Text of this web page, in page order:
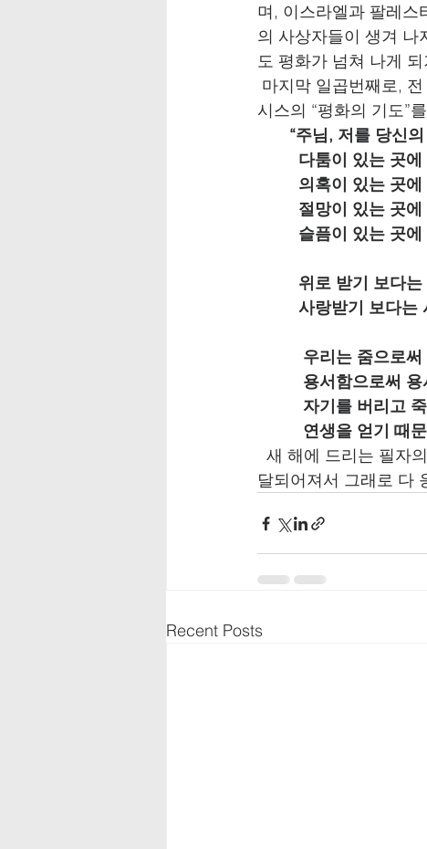
며, 이스라엘과 팔레스
의 사상자들이 생겨
도 평화가 넘쳐 나게
마지막 일곱번째로, 전
시스의 “평화의 기도”
“주님, 저를 당신의
다툼이 있는 곳에
의혹이 있는 곳에
절망이 있는 곳에
슬픔이 있는 곳에
위로 받기 보다는
사랑받기 보다는
우리는 줌으로써
용서함으로써 용
자기를 버리고 죽
연생을 얻기 때문
새 해에 드리는 필자
달되어져서 그래로 다
Recent Posts